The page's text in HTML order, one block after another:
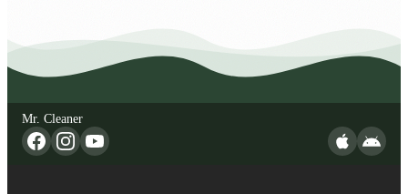
Mr. Cleaner